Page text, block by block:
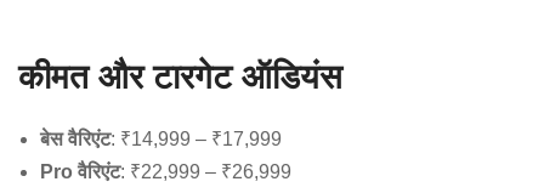
कीमत और टारगेट ऑडियंस
बेस वैरिएंट: ₹14,999 – ₹17,999
Pro वैरिएंट: ₹22,999 – ₹26,999